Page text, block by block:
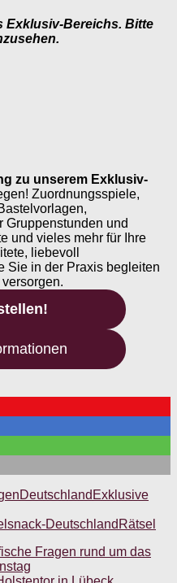
Exklusiv-Bereichs. Bitte
zu unserem Exklusiv-
Zuordnungsspiele,
Gruppenstunden und
und vieles mehr für Ihre
liebevoll
Sie in der Praxis begleiten
Deutschland Exklusive
Deutschland Rätsel
Fragen rund um das